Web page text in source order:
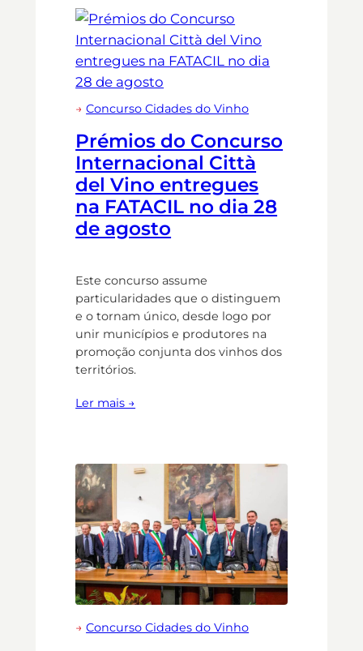
→Concurso Cidades do Vinho
Prémios do Concurso
Internacional Città
del Vino entregues
na FATACIL no dia 28
de agosto
Este concurso assume
particularidades que o distinguem
e o tornam único, desde logo por
unir municípios e produtores na
promoção conjunta dos vinhos dos
territórios.
Ler mais →
→Concurso Cidades do Vinho